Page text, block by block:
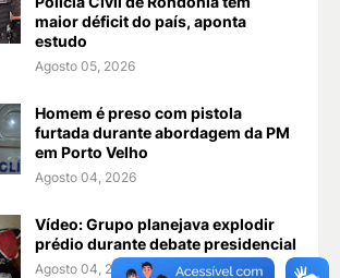
maior déficit do país, aponta
estudo
Agosto 05, 2026
Homem é preso com pistola
furtada durante abordagem da PM
em Porto Velho
Agosto 04, 2026
Vídeo: Grupo planejava explodir
prédio durante debate presidencial
Agosto 04, 2026